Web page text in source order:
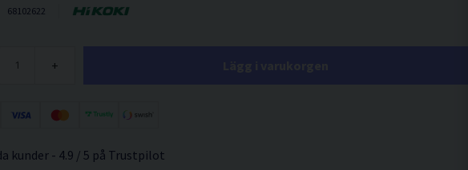
68102622
+
kunder - 4.9 / 5 på Trustpilot